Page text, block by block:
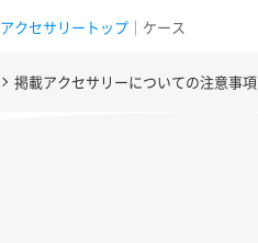
アクセサリートップ ｜ケース
掲載アクセサリーについての注意事項